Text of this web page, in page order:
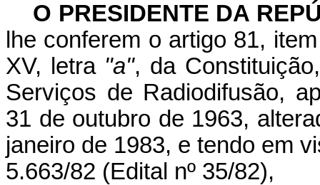
O PRESIDENTE DA
lhe conferem o artigo 81,
XV, letra "a", da
Serviços de Radiodifusão,
31 de outubro de 1963,
janeiro de 1983, e tendo em
5.663/82 (Edital nº 35/82),